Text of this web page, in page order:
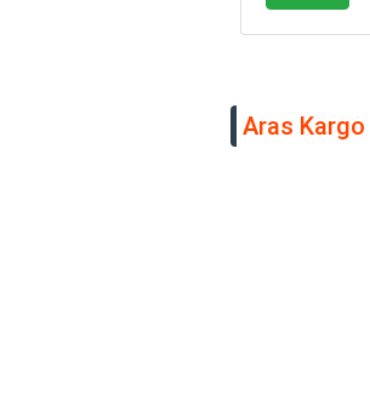
Aras Kargo